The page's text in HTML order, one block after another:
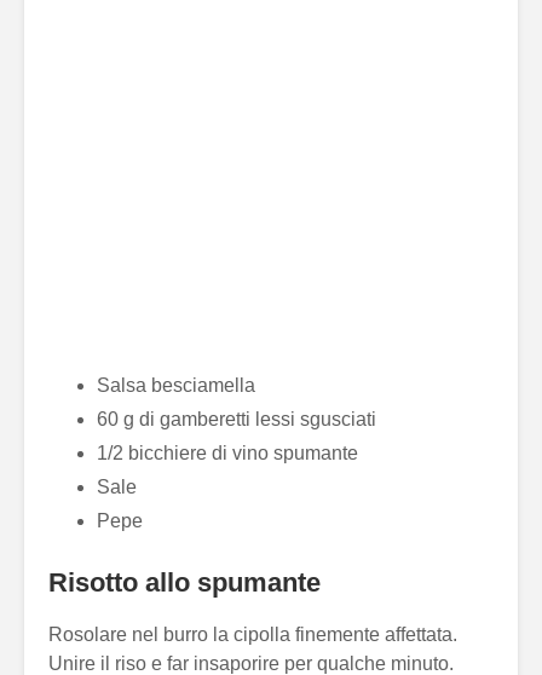
Salsa besciamella
60 g di gamberetti lessi sgusciati
1/2 bicchiere di vino spumante
Sale
Pepe
Risotto allo spumante
Rosolare nel burro la cipolla finemente affettata.
Unire il riso e far insaporire per qualche minuto.